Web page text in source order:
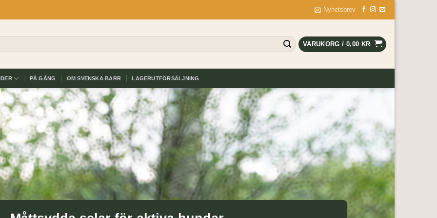
Nyhetsbrev
VARUKORG / 0,00 KR
PÅ GÅNG OM SVENSKA BARR LAGERUTFÖRSÄLJNING